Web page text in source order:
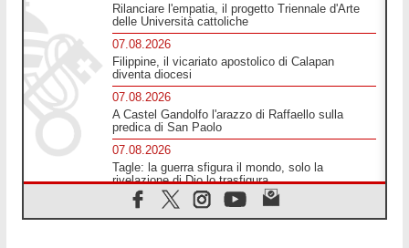
Rilanciare l'empatia, il progetto Triennale d'Arte
delle Università cattoliche
07.08.2026
Filippine, il vicariato apostolico di Calapan
diventa diocesi
07.08.2026
A Castel Gandolfo l'arazzo di Raffaello sulla
predica di San Paolo
07.08.2026
Tagle: la guerra sfigura il mondo, solo la
rivelazione di Dio lo trasfigura
07.08.2026
Il Papa in Francia, quattro giorni intensi tra